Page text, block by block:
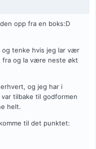
opp fra en boks:D
og tenke hvis jeg lar vær
fra og la være neste økt
og jeg har i
tilbake til godformen
helt.
til det punktet: